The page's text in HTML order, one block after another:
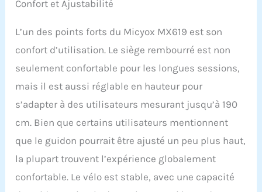
et support iPad : le vélo
de fitness est équipé
numérique
multifonctionnel qui
d'entraînement, la
vitesse, les calories
brûlées, la distance, la
fréquence cardiaque et la
vitesse de rotation pour
vous aider à comprendre
les progrès de
Confort et Ajustabilité
L’un des points forts du Micyox MX619 est son
confort d’utilisation. Le siège rembourré est non
seulement confortable pour les longues sessions,
mais il est aussi réglable en hauteur pour
s’adapter à des utilisateurs mesurant jusqu’à 190
cm. Bien que certains utilisateurs mentionnent
que le guidon pourrait être ajusté un peu plus haut,
la plupart trouvent l’expérience globalement
confortable. Le vélo est stable, avec une capacité